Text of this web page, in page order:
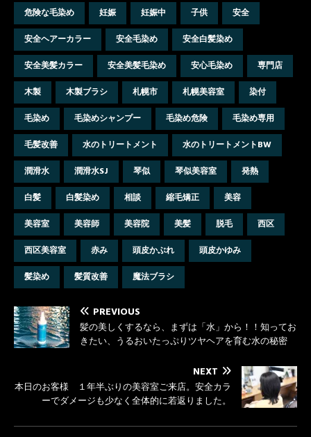
危険な毛染め 妊娠 妊娠中 子供
安全
安全ヘアーカラー
安全毛染め
安全白髪染め
安全美髪カラー
安全美髪毛染め 安心毛染め
専門店
木製
木製ブラシ 札幌市 札幌美容室
染付
毛染め
毛染めシャンプー 毛染め危険
毛染め専用
毛髪改善
水のトリートメント
水のトリートメントBW
潤滑水
潤滑水SJ 琴似 琴似美容室
発熱
白髪
白髪染め 相談 縮毛矯正
美容
美容室
美容師 美容院 美髪 脱毛
西区
西区美容室
赤み 頭皮かぶれ
頭皮かゆみ
髪染め
髪質改善 魔法ブラシ
PREVIOUS
髪の美しくするなら、まずは「水」から！！知ってお
きたい、うるおいたっぷりツヤヘアを育む水の秘密
NEXT
本日のお客様 １年半ぶりの美容室ご来店。安全カラ
ーでダメージも少なく全体的に若返りました。